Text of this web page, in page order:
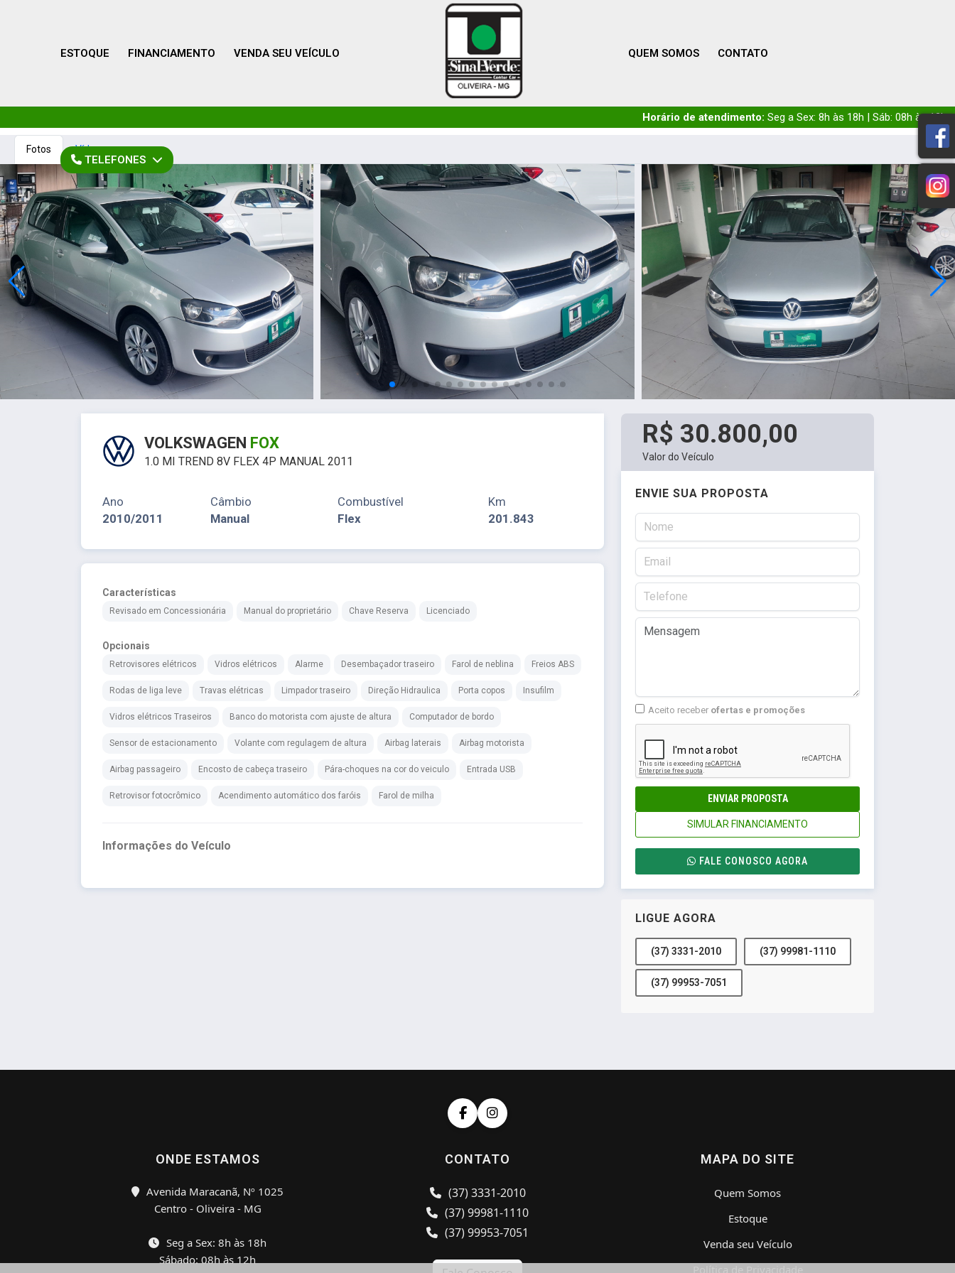
ESTOQUE FINANCIAMENTO VENDA SEU VEÍCULO QUEM SOMOS CONTATO
TELEFONES
Horário de atendimento: Seg a Sex: 8h às 18h | Sáb: 08h às 12h
Fotos Vídeo
VOLKSWAGEN FOX
1.0 MI TREND 8V FLEX 4P MANUAL 2011
Ano
2010/2011
Câmbio
Manual
Combustível
Flex
Km
201.843
Características
Revisado em Concessionária Manual do proprietário Chave Reserva Licenciado
Opcionais
Retrovisores elétricos Vidros elétricos Alarme Desembaçador traseiro Farol de neblina Freios ABS
Rodas de liga leve Travas elétricas Limpador traseiro Direção Hidraulica Porta copos Insufilm
Vidros elétricos Traseiros Banco do motorista com ajuste de altura Computador de bordo
Sensor de estacionamento Volante com regulagem de altura Airbag laterais Airbag motorista
Airbag passageiro Encosto de cabeça traseiro Pára-choques na cor do veiculo Entrada USB
Retrovisor fotocrômico Acendimento automático dos faróis Farol de milha
Informações do Veículo
R$ 30.800,00
Valor do Veículo
ENVIE SUA PROPOSTA
Aceito receber ofertas e promoções
ENVIAR PROPOSTA
SIMULAR FINANCIAMENTO
FALE CONOSCO AGORA
LIGUE AGORA
(37) 3331-2010 (37) 99981-1110
(37) 99953-7051
ONDE ESTAMOS
Avenida Maracanã, Nº 1025
Centro - Oliveira - MG
Seg a Sex: 8h às 18h
Sábado: 08h às 12h
CONTATO
(37) 3331-2010
(37) 99981-1110
(37) 99953-7051
MAPA DO SITE
Quem Somos
Estoque
Venda seu Veículo